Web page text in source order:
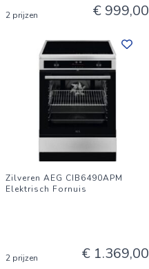
2 prijzen € 999,00
Zilveren AEG CIB6490APM
Elektrisch Fornuis
2 prijzen € 1.369,00